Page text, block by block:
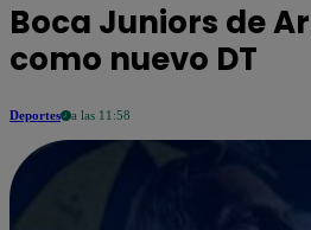
Boca Juniors de
como nuevo DT
Deportes a las 11:58